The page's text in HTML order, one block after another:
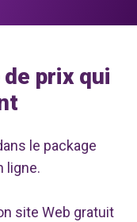
prix qui
le package
ligne.
site Web gratuit